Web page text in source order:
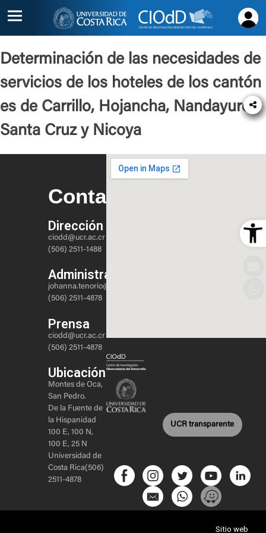
Determinación de las necesidades de
servicios de los hoteles de los cantón
es de Carrillo, Hojancha, Nandayure,
Santa Cruz y Nicoya
Contacto
Dirección
ciodd@ucr.ac.cr
(506) 2511-1488
Administración
johanna.tenorio@ucr.ac.cr
(506) 2511-4878
Prensa
ciodd@ucr.ac.cr
(506) 2511-4878
Ubicación
Montes de Oca,
San Pedro.
De la Fuente de
la Hispanidad
100 E, 100 N,
100 E, 25 N
Universidad de
Costa Rica(506)
2511-4878
UCR transparente
Sitio web